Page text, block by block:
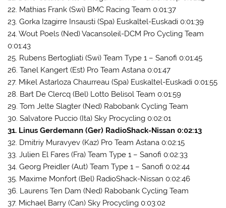
22. Mathias Frank (Swi) BMC Racing Team 0:01:37
23. Gorka Izagirre Insausti (Spa) Euskaltel-Euskadi 0:01:39
24. Wout Poels (Ned) Vacansoleil-DCM Pro Cycling Team
0:01:43
25. Rubens Bertogliati (Swi) Team Type 1 – Sanofi 0:01:45
26. Tanel Kangert (Est) Pro Team Astana 0:01:47
27. Mikel Astarloza Chaurreau (Spa) Euskaltel-Euskadi 0:01:55
28. Bart De Clercq (Bel) Lotto Belisol Team 0:01:59
29. Tom Jelte Slagter (Ned) Rabobank Cycling Team
30. Salvatore Puccio (Ita) Sky Procycling 0:02:01
31. Linus Gerdemann (Ger) RadioShack-Nissan 0:02:13
32. Dmitriy Muravyev (Kaz) Pro Team Astana 0:02:15
33. Julien El Fares (Fra) Team Type 1 – Sanofi 0:02:33
34. Georg Preidler (Aut) Team Type 1 – Sanofi 0:02:44
35. Maxime Monfort (Bel) RadioShack-Nissan 0:02:46
36. Laurens Ten Dam (Ned) Rabobank Cycling Team
37. Michael Barry (Can) Sky Procycling 0:03:02